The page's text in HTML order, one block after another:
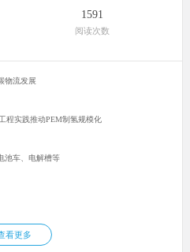
1591
阅读次数
物流发展
程实践推动PEM制氢规模化
池车、电解槽等
看更多